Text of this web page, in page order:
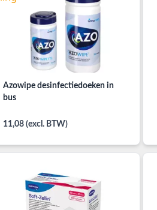
Azowipe desinfectiedoeken in
bus
11,08 (excl. BTW)